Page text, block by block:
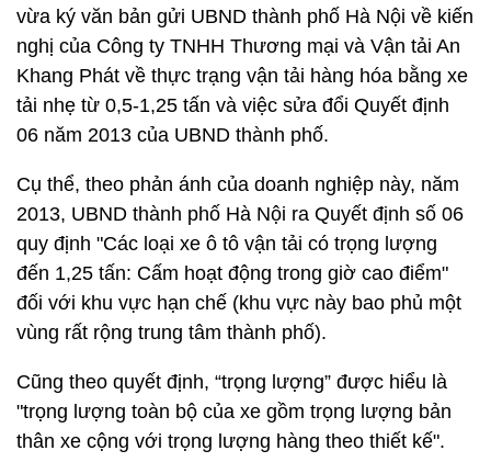
vừa ký văn bản gửi UBND thành phố Hà Nội về kiến
nghị của Công ty TNHH Thương mại và Vận tải An
Khang Phát về thực trạng vận tải hàng hóa bằng xe
tải nhẹ từ 0,5-1,25 tấn và việc sửa đổi Quyết định
06 năm 2013 của UBND thành phố.
Cụ thể, theo phản ánh của doanh nghiệp này, năm
2013, UBND thành phố Hà Nội ra Quyết định số 06
quy định "Các loại xe ô tô vận tải có trọng lượng
đến 1,25 tấn: Cấm hoạt động trong giờ cao điểm"
đối với khu vực hạn chế (khu vực này bao phủ một
vùng rất rộng trung tâm thành phố).
Cũng theo quyết định, “trọng lượng” được hiểu là
"trọng lượng toàn bộ của xe gồm trọng lượng bản
thân xe cộng với trọng lượng hàng theo thiết kế".